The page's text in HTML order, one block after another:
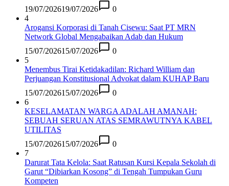
19/07/202619/07/2026
0
4
Arogansi Korporasi di Tanah Cisewu: Saat PT MRN
Network Global Mengabaikan Adab dan Hukum
15/07/202615/07/2026
0
5
Menembus Tirai Ketidakadilan: Richard William dan
Perjuangan Konstitusional Advokat dalam KUHAP Baru
15/07/202615/07/2026
0
6
KESELAMATAN WARGA ADALAH AMANAH:
SEBUAH SERUAN ATAS SEMRAWUTNYA KABEL
UTILITAS
15/07/202615/07/2026
0
7
Darurat Tata Kelola: Saat Ratusan Kursi Kepala Sekolah di
Garut “Dibiarkan Kosong” di Tengah Tumpukan Guru
Kompeten